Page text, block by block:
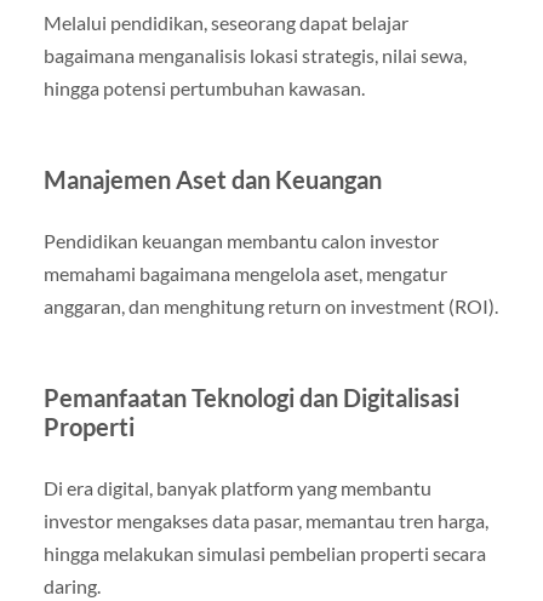
Melalui pendidikan, seseorang dapat belajar
bagaimana menganalisis lokasi strategis, nilai sewa,
hingga potensi pertumbuhan kawasan.
Manajemen Aset dan Keuangan
Pendidikan keuangan membantu calon investor
memahami bagaimana mengelola aset, mengatur
anggaran, dan menghitung return on investment (ROI).
Pemanfaatan Teknologi dan Digitalisasi
Properti
Di era digital, banyak platform yang membantu
investor mengakses data pasar, memantau tren harga,
hingga melakukan simulasi pembelian properti secara
daring.